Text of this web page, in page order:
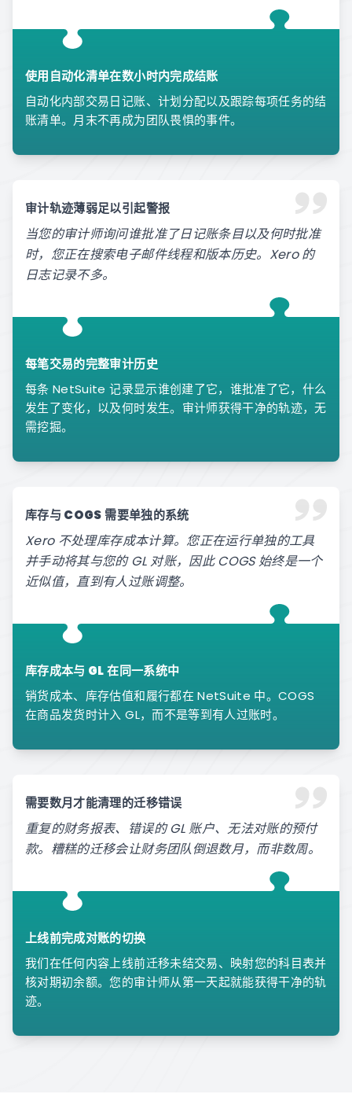
使用自动化清单在数小时内完成结账
自动化内部交易日记账、计划分配以及跟踪每项任务的结
账清单。月末不再成为团队畏惧的事件。
审计轨迹薄弱足以引起警报
当您的审计师询问谁批准了日记账条目以及何时批准
时，您正在搜索电子邮件线程和版本历史。Xero 的
日志记录不多。
每笔交易的完整审计历史
每条 NetSuite 记录显示谁创建了它，谁批准了它，什么
发生了变化，以及何时发生。审计师获得干净的轨迹，无
需挖掘。
库存与 COGS 需要单独的系统
Xero 不处理库存成本计算。您正在运行单独的工具
并手动将其与您的 GL 对账，因此 COGS 始终是一个
近似值，直到有人过账调整。
库存成本与 GL 在同一系统中
销货成本、库存估值和履行都在 NetSuite 中。COGS
在商品发货时计入 GL，而不是等到有人过账时。
需要数月才能清理的迁移错误
重复的财务报表、错误的 GL 账户、无法对账的预付
款。糟糕的迁移会让财务团队倒退数月，而非数周。
上线前完成对账的切换
我们在任何内容上线前迁移未结交易、映射您的科目表并
核对期初余额。您的审计师从第一天起就能获得干净的轨
迹。